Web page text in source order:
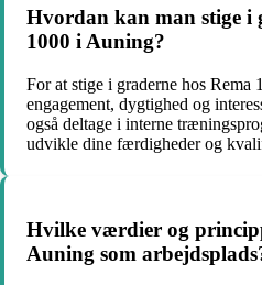
Hvordan kan man stige i
1000 i Auning?
For at stige i graderne hos
engagement, dygtighed og
også deltage i interne
udvikle dine færdigheder og
Hvilke værdier og
Auning som